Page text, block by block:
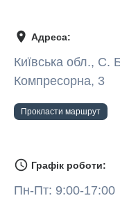
room Адреса:
Київська обл., С.
Компресорна, 3
Прокласти маршрут
access_time Графік роботи:
Пн-Пт: 9:00-17:00